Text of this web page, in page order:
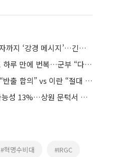
이란, 유조선 공격에 최고지도자까지 ‘강경 메시지’…긴장 재점화
이란, 호르무즈 해협 개방 발표 하루 만에 번복…군부 “다시 통제”
핵우라늄 놓고 이견 팽팽⋯미 “반출 합의” vs 이란 “절대 불가”
美 클래리티 법안 연내 통과 가능성 13%…상원 문턱서 제동
#혁명수비대 #IRGC